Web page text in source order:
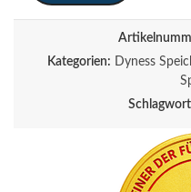
Kategorien:
Dyness